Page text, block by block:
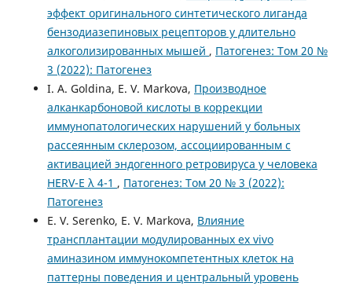
эффект оригинального синтетического лиганда
бензодиазепиновых рецепторов у длительно
алкоголизированных мышей , Патогенез: Том 20 №
3 (2022): Патогенез
I. A. Goldina, E. V. Markova, Производное
алканкарбоновой кислоты в коррекции
иммунопатологических нарушений у больных
рассеянным склерозом, ассоциированным с
активацией эндогенного ретровируса у человека
HERV-E λ 4-1 , Патогенез: Том 20 № 3 (2022):
Патогенез
E. V. Serenko, E. V. Markova, Влияние
трансплантации модулированных ex vivo
аминазином иммунокомпетентных клеток на
паттерны поведения и центральный уровень